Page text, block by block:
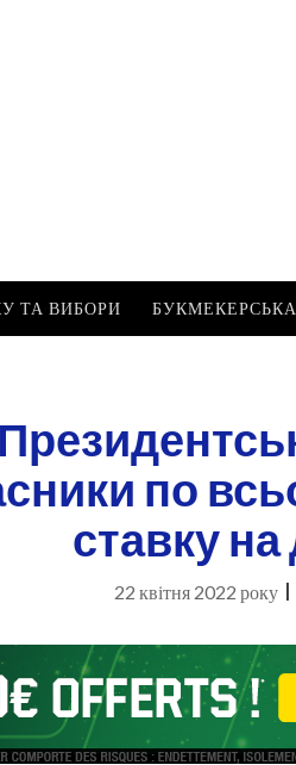
ТА ВИБОРИ
по
ставку
22 квітня 2022 року